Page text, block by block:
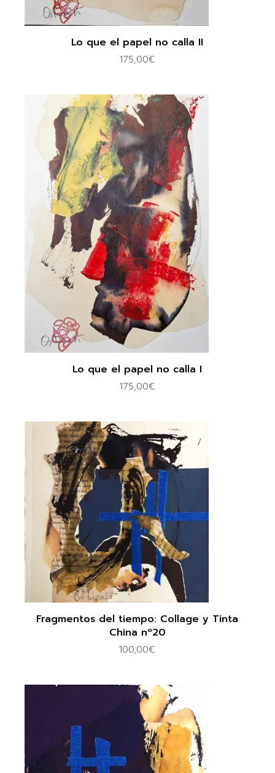
Lo que el papel no calla II
175,00€
Lo que el papel no calla I
175,00€
Fragmentos del tiempo: Collage y Tinta
China nº20
100,00€